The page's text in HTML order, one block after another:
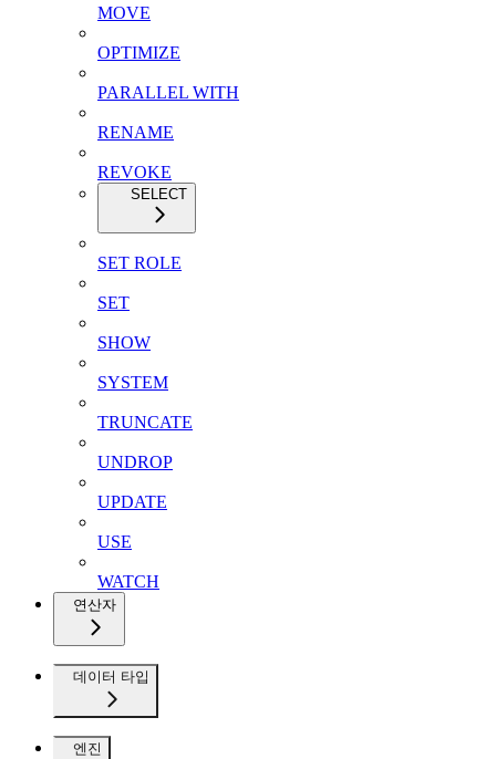
MOVE
OPTIMIZE
PARALLEL WITH
RENAME
REVOKE
SELECT
SET ROLE
SET
SHOW
SYSTEM
TRUNCATE
UNDROP
UPDATE
USE
WATCH
연산자
데이터 타입
엔진